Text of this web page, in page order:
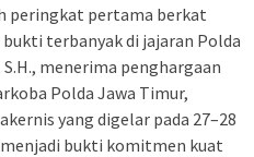
peringkat pertama berkat
terbanyak di jajaran Polda
menerima penghargaan
Polda Jawa Timur,
yang digelar pada 27–28
bukti komitmen kuat